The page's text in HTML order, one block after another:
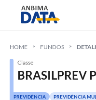
HOME FUNDOS
Classe
BRASILPREV
PREVIDÊNCIA PREVIDÊNCIA